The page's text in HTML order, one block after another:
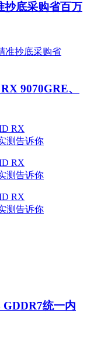
抄底采购省百万
9070GRE、
GDDR7统一内